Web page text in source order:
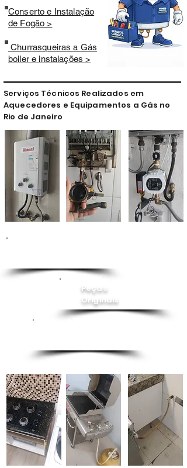
Conserto e Instalação
de Fogão >
Churrasqueiras a Gás
boiler e instalações >
Serviços Técnicos Realizados em
Aquecedores e Equipamentos a Gás no
Rio de Janeiro
Peças
Originais